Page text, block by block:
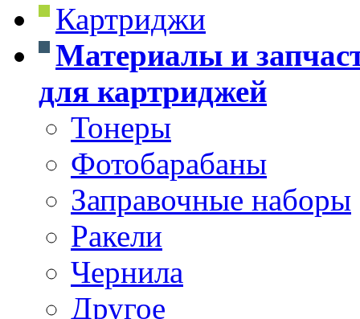
Картриджи
Материалы и
для картриджей
Тонеры
Фотобарабаны
Заправочные наборы
Ракели
Чернила
Другое